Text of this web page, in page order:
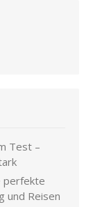
Test –
perfekte
und Reisen